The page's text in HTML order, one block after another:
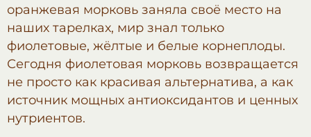
оранжевая морковь заняла своё место на
наших тарелках, мир знал только
фиолетовые, жёлтые и белые корнеплоды.
Сегодня фиолетовая морковь возвращается
не просто как красивая альтернатива, а как
источник мощных антиоксидантов и ценных
нутриентов.